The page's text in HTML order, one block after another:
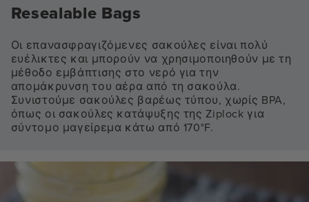
Resealable Bags
Οι επανασφραγιζόμενες σακούλες είναι πολύ
ευέλικτες και μπορούν να χρησιμοποιηθούν με τη
μέθοδο εμβάπτισης στο νερό για την
απομάκρυνση του αέρα από τη σακούλα.
Συνιστούμε σακούλες βαρέως τύπου, χωρίς BPA,
όπως οι σακούλες κατάψυξης της Ziplock για
σύντομο μαγείρεμα κάτω από 170°F.